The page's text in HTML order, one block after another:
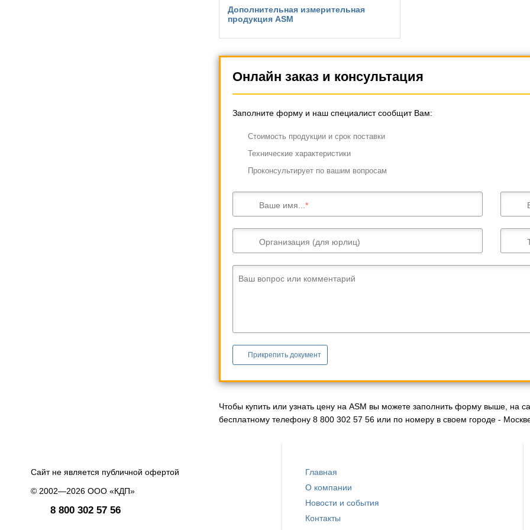
Дополнительная измерительная
продукция ASM
Онлайн заказ и консультация
Заполните форму и наш специалист сообщит Вам:
Cтоимость продукции и срок поставки
Технические характеристики
Проконсультирует по вашим вопросам
Ваше имя...
Организация (для юрлиц)
Ваш вопрос или комментарий
Прикрепить документ
Чтобы купить или узнать цену на ASM вы можете заполнить форму выше, на
бесплатному телефону 8 800 302 57 56 или по номеру в своем городе -
Сайт не является публичной офертой
© 2002—2026 ООО «КДП»
8 800 302 57 56
Главная
О компании
Новости и события
Контакты